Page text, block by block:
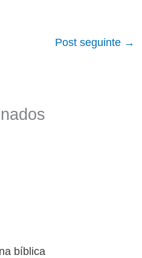
Post seguinte →
bíblica